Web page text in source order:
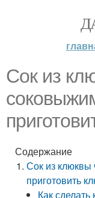
Сок из
Содержание
Сок из клюквы
приготовить
Как